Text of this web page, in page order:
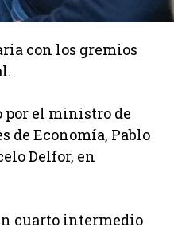
con los gremios
por el ministro de
de Economía, Pablo
Delfor, en
cuarto intermedio